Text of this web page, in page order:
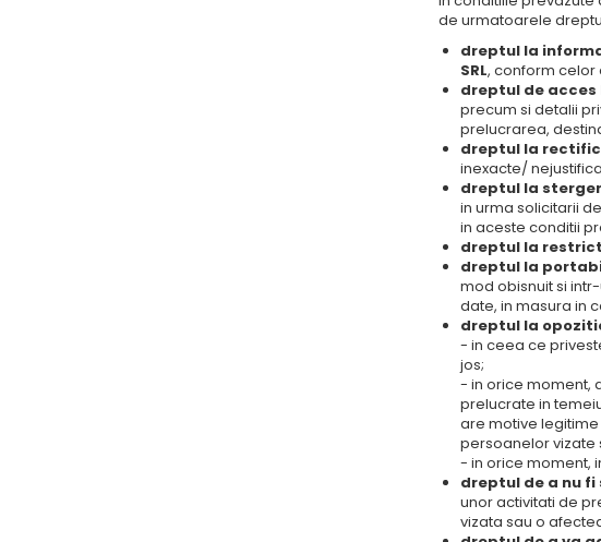
de urmatoarele
dreptul la
SRL, conform celor
dreptul de
precum si detalii
prelucrarea,
dreptul la
inexacte/
dreptul la
in urma solicitarii
in aceste conditii
dreptul la
dreptul la
mod obisnuit si
date, in masura in
dreptul la
- in ceea ce
jos;
- in orice moment,
prelucrate in
are motive
persoanelor vizate
- in orice moment,
dreptul de a nu
unor activitati de
vizata sau o